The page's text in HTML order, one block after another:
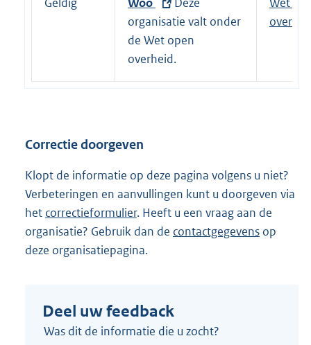
:
Geldig
E
x
t
e
r
i
n
k
:
Woo
Deze
organisatie valt onder
de Wet open
overheid.
Wet
Correctie doorgeven
Klopt de informatie op deze pagina volgens u niet?
Verbeteringen en aanvullingen kunt u doorgeven via
het correctieformulier. Heeft u een vraag aan de
organisatie? Gebruik dan de contactgegevens op
deze organisatiepagina.
Deel uw feedback
Was dit de informatie die u zocht?